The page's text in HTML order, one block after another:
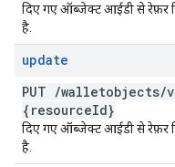
दिए गए ऑब्जेक्ट आईडी से रेफ़र
है.
update
PUT /walletobjects/
{resourceId}
दिए गए ऑब्जेक्ट आईडी से रेफ़र
है.